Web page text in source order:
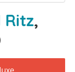
Ritz,